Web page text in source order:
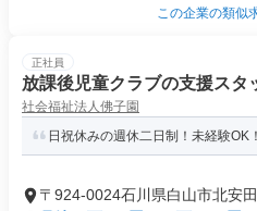
この企業の類似
正社員
放課後児童クラブの支援スタ
社会福祉法人佛子園
日祝休みの週休二日制！未経験OK
〒924-0024石川県白山市北安